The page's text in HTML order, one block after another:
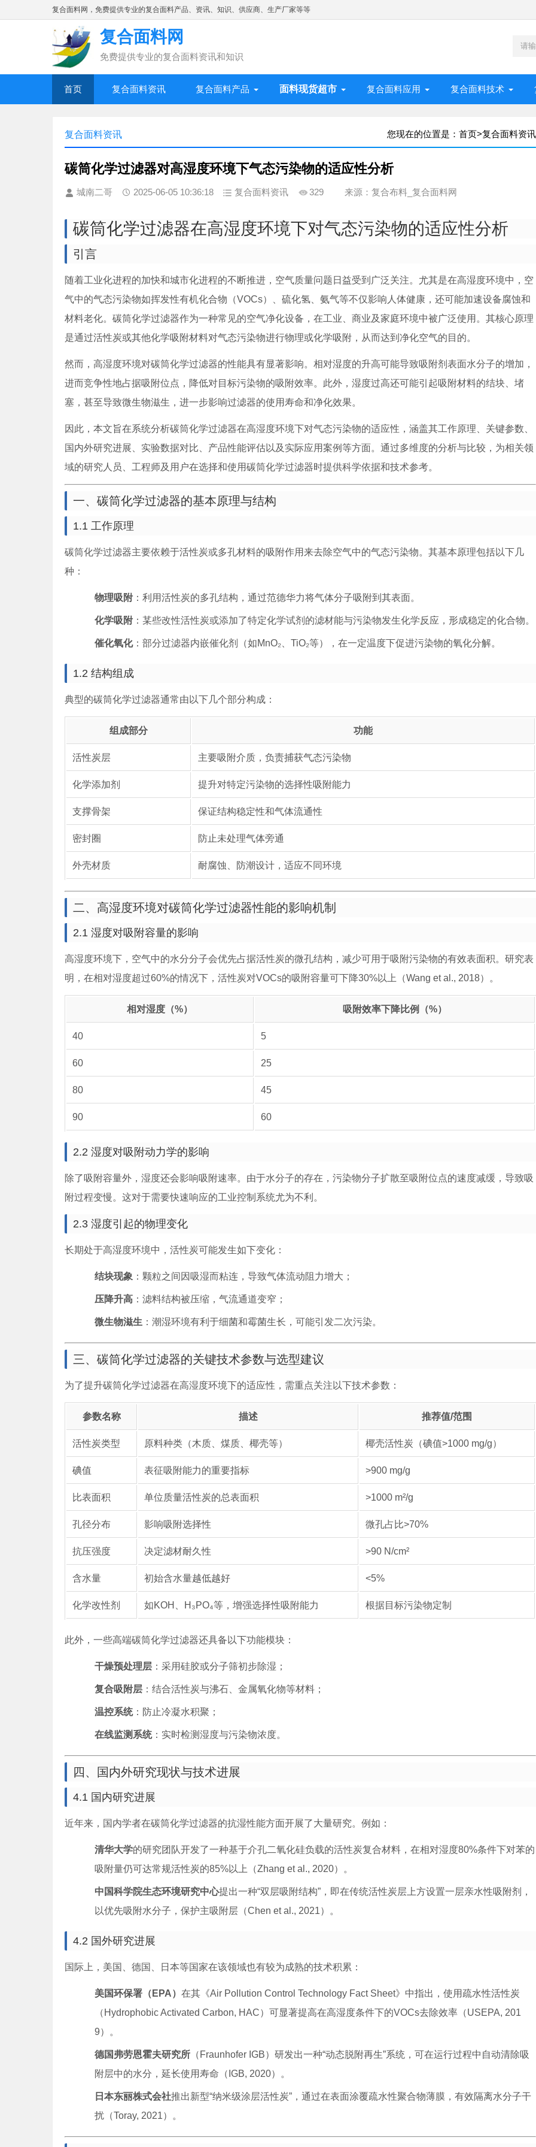
复合面料网，免费提供专业的复合面料产品、资讯、知识、供应商、生产厂家等等
复合面料网
免费提供专业的复合面料资讯和知识
首页 复合面料资讯 复合面料产品 面料现货超市 复合面料应用 复合面料技术
您现在的位置是： 首页>复合面料资讯
复合面料资讯
碳筒化学过滤器对高湿度环境下气态污染物的适应性分析
城南二哥 2025-06-05 10:36:18 复合面料资讯 329 来源：复合布料_复合面料网
碳筒化学过滤器在高湿度环境下对气态污染物的适应性分析
引言
随着工业化进程的加快和城市化进程的不断推进，空气质量问题日益受到广泛关注。尤其是在高湿度环境中，空
气中的气态污染物如挥发性有机化合物（VOCs）、硫化氢、氨气等不仅影响人体健康，还可能加速设备腐蚀和
材料老化。碳筒化学过滤器作为一种常见的空气净化设备，在工业、商业及家庭环境中被广泛使用。其核心原理
是通过活性炭或其他化学吸附材料对气态污染物进行物理或化学吸附，从而达到净化空气的目的。
然而，高湿度环境对碳筒化学过滤器的性能具有显著影响。相对湿度的升高可能导致吸附剂表面水分子的增加，
进而竞争性地占据吸附位点，降低对目标污染物的吸附效率。此外，湿度过高还可能引起吸附材料的结块、堵
塞，甚至导致微生物滋生，进一步影响过滤器的使用寿命和净化效果。
因此，本文旨在系统分析碳筒化学过滤器在高湿度环境下对气态污染物的适应性，涵盖其工作原理、关键参数、
国内外研究进展、实验数据对比、产品性能评估以及实际应用案例等方面。通过多维度的分析与比较，为相关领
域的研究人员、工程师及用户在选择和使用碳筒化学过滤器时提供科学依据和技术参考。
一、碳筒化学过滤器的基本原理与结构
1.1 工作原理
碳筒化学过滤器主要依赖于活性炭或多孔材料的吸附作用来去除空气中的气态污染物。其基本原理包括以下几
种：
物理吸附 ：利用活性炭的多孔结构，通过范德华力将气体分子吸附到其表面。
化学吸附 ：某些改性活性炭或添加了特定化学试剂的滤材能与污染物发生化学反应，形成稳定的化合物。
催化氧化：部分过滤器内嵌催化剂（如MnO₂、TiO₂等），在一定温度下促进污染物的氧化分解。
1.2 结构组成
典型的碳筒化学过滤器通常由以下几个部分构成：
组成部分 功能
活性炭层 主要吸附介质，负责捕获气态污染物
化学添加剂 提升对特定污染物的选择性吸附能力
支撑骨架 保证结构稳定性和气体流通性
密封圈 防止未处理气体旁通
外壳材质 耐腐蚀、防潮设计，适应不同环境
二、高湿度环境对碳筒化学过滤器性能的影响机制
2.1 湿度对吸附容量的影响
高湿度环境下，空气中的水分分子会优先占据活性炭的微孔结构，减少可用于吸附污染物的有效表面积。研究表
明，在相对湿度超过60%的情况下，活性炭对VOCs的吸附容量可下降30%以上（Wang et al., 2018）。
相对湿度（%） 吸附效率下降比例（%）
40 5
60 25
80 45
90 60
2.2 湿度对吸附动力学的影响
除了吸附容量外，湿度还会影响吸附速率。由于水分子的存在，污染物分子扩散至吸附位点的速度减缓，导致吸
附过程变慢。这对于需要快速响应的工业控制系统尤为不利。
2.3 湿度引起的物理变化
长期处于高湿度环境中，活性炭可能发生如下变化：
结块现象 ：颗粒之间因吸湿而粘连，导致气体流动阻力增大；
压降升高 ：滤料结构被压缩，气流通道变窄；
微生物滋生 ：潮湿环境有利于细菌和霉菌生长，可能引发二次污染。
三、碳筒化学过滤器的关键技术参数与选型建议
为了提升碳筒化学过滤器在高湿度环境下的适应性，需重点关注以下技术参数：
参数名称 描述 推荐值/范围
活性炭类型 原料种类（木质、煤质、椰壳等） 椰壳活性炭（碘值>1000 mg/g）
碘值 表征吸附能力的重要指标 >900 mg/g
比表面积 单位质量活性炭的总表面积 >1000 m²/g
孔径分布 影响吸附选择性 微孔占比>70%
抗压强度 决定滤材耐久性 >90 N/cm²
含水量 初始含水量越低越好 <5%
化学改性剂 如KOH、H₃PO₄等，增强选择性吸附能力 根据目标污染物定制
此外，一些高端碳筒化学过滤器还具备以下功能模块：
干燥预处理层 ：采用硅胶或分子筛初步除湿；
复合吸附层 ：结合活性炭与沸石、金属氧化物等材料；
温控系统：防止冷凝水积聚；
在线监测系统：实时检测湿度与污染物浓度。
四、国内外研究现状与技术进展
4.1 国内研究进展
近年来，国内学者在碳筒化学过滤器的抗湿性能方面开展了大量研究。例如：
清华大学的研究团队开发了一种基于介孔二氧化硅负载的活性炭复合材料，在相对湿度80%条件下对苯的
吸附量仍可达常规活性炭的85%以上（Zhang et al., 2020）。
中国科学院生态环境研究中心提出一种“双层吸附结构”，即在传统活性炭层上方设置一层亲水性吸附剂，
以优先吸附水分子，保护主吸附层（Chen et al., 2021）。
4.2 国外研究进展
国际上，美国、德国、日本等国家在该领域也有较为成熟的技术积累：
美国环保署（EPA） 在其《Air Pollution Control Technology Fact Sheet》中指出，使用疏水性活性炭
（Hydrophobic Activated Carbon, HAC）可显著提高在高湿度条件下的VOCs去除效率（USEPA, 201
9）。
德国弗劳恩霍夫研究所 （Fraunhofer IGB）研发出一种“动态脱附再生”系统，可在运行过程中自动清除吸
附层中的水分，延长使用寿命（IGB, 2020）。
日本东丽株式会社推出新型“纳米级涂层活性炭”，通过在表面涂覆疏水性聚合物薄膜，有效隔离水分子干
扰（Toray, 2021）。